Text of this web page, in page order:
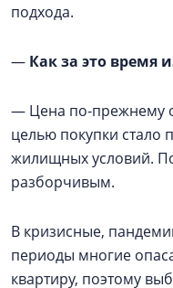
подхода.
— Как за это время
— Цена по-прежнему
целью покупки стало
жилищных условий.
разборчивым.
В кризисные,
периоды многие
квартиру, поэтому